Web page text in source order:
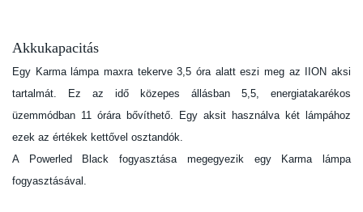
Akkukapacitás
Egy Karma lámpa maxra tekerve 3,5 óra alatt eszi meg az IION aksi
tartalmát. Ez az idő közepes állásban 5,5, energiatakarékos
üzemmódban 11 órára bővíthető. Egy aksit használva két lámpához
ezek az értékek kettővel osztandók.
A Powerled Black fogyasztása megegyezik egy Karma lámpa
fogyasztásával.